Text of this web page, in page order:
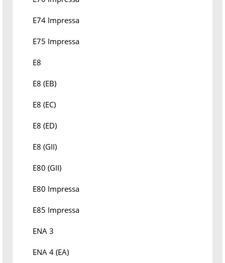
E74 Impressa
E75 Impressa
E8
E8 (EB)
E8 (EC)
E8 (ED)
E8 (GII)
E80 (GII)
E80 Impressa
E85 Impressa
ENA 3
ENA 4 (EA)